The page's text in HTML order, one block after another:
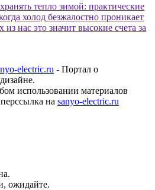
тепло зимой: практические
холод безжалостно проникает
нас это значит высокие счета за
electric.ru - Портал о
использовании материалов
на sanyo-electric.ru
ожидайте.